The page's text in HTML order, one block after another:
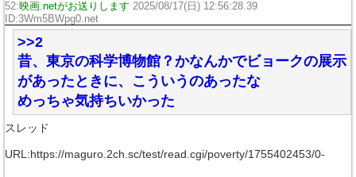
52:映画.netがお送りします 2025/08/17(日) 12:56:28.39
ID:3Wm5BWpg0.net
>>2
昔、東京の科学博物館？かなんかでビョークの展示
があったときに、こういうのあったな
めっちゃ気持ちいかった
スレッド
URL:https://maguro.2ch.sc/test/read.cgi/poverty/1755402453/0-